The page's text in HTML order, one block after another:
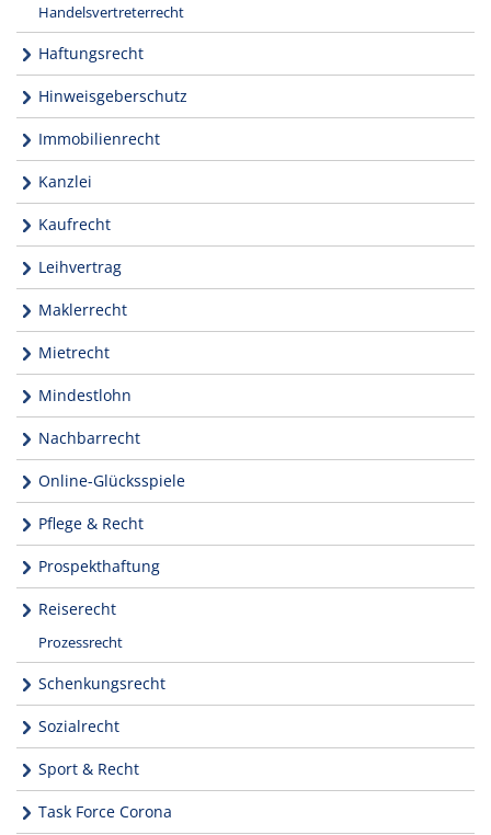
Handelsvertreterrecht
Haftungsrecht
Hinweisgeberschutz
Immobilienrecht
Kanzlei
Kaufrecht
Leihvertrag
Maklerrecht
Mietrecht
Mindestlohn
Nachbarrecht
Online-Glücksspiele
Pflege & Recht
Prospekthaftung
Reiserecht
Prozessrecht
Schenkungsrecht
Sozialrecht
Sport & Recht
Task Force Corona